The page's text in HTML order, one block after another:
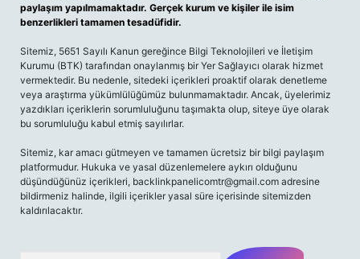
paylaşım yapılmamaktadır. Gerçek kurum ve kişiler ile isim
benzerlikleri tamamen tesadüfidir.
Sitemiz, 5651 Sayılı Kanun gereğince Bilgi Teknolojileri ve İletişim
Kurumu (BTK) tarafından onaylanmış bir Yer Sağlayıcı olarak hizmet
vermektedir. Bu nedenle, sitedeki içerikleri proaktif olarak denetleme
veya araştırma yükümlülüğümüz bulunmamaktadır. Ancak, üyelerimiz
yazdıkları içeriklerin sorumluluğunu taşımakta olup, siteye üye olarak
bu sorumluluğu kabul etmiş sayılırlar.
Sitemiz, kar amacı gütmeyen ve tamamen ücretsiz bir bilgi paylaşım
platformudur. Hukuka ve yasal düzenlemelere aykırı olduğunu
düşündüğünüz içerikleri, backlinkpanelicomtr@gmail.com adresine
bildirmeniz halinde, ilgili içerikler yasal süre içerisinde sitemizden
kaldırılacaktır.